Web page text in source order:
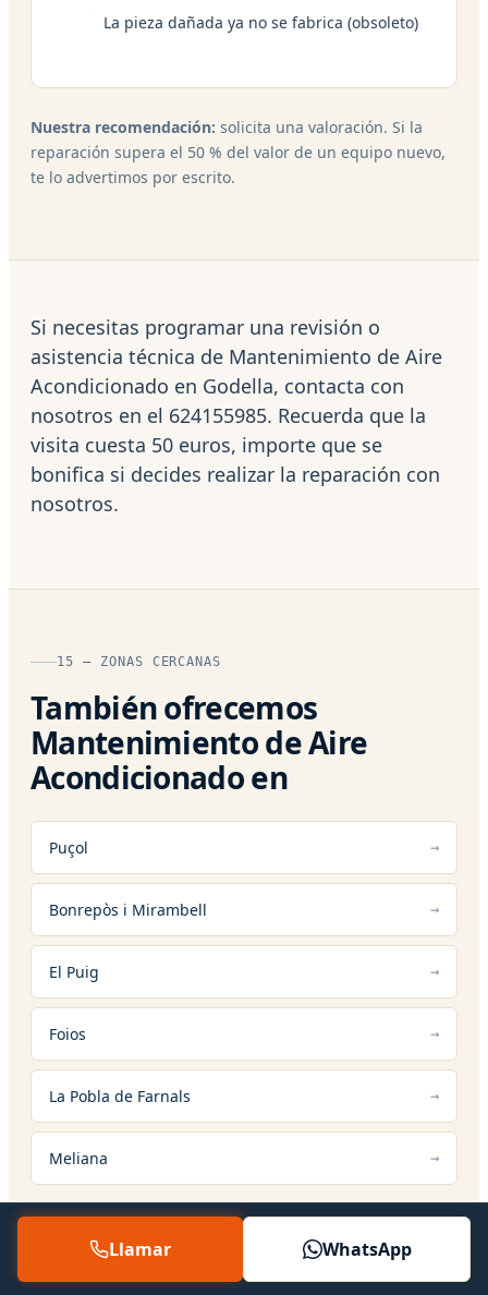
La pieza dañada ya no se fabrica (obsoleto)
Nuestra recomendación: solicita una valoración. Si la
reparación supera el 50 % del valor de un equipo nuevo,
te lo advertimos por escrito.
Si necesitas programar una revisión o
asistencia técnica de Mantenimiento de Aire
Acondicionado en Godella, contacta con
nosotros en el 624155985. Recuerda que la
visita cuesta 50 euros, importe que se
bonifica si decides realizar la reparación con
nosotros.
15 — ZONAS CERCANAS
También ofrecemos
Mantenimiento de Aire
Acondicionado en
Puçol
Bonrepòs i Mirambell
El Puig
Foios
La Pobla de Farnals
Meliana
Llamar WhatsApp